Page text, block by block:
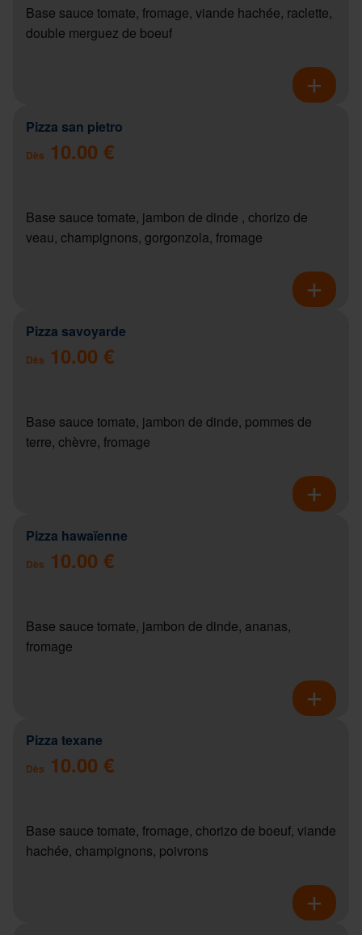
Base sauce tomate, fromage, viande hachée, raclette,
double merguez de boeuf
Pizza san pietro
Dès 10.00 €
Base sauce tomate, jambon de dinde , chorizo de
veau, champignons, gorgonzola, fromage
Pizza savoyarde
Dès 10.00 €
Base sauce tomate, jambon de dinde, pommes de
terre, chèvre, fromage
Pizza hawaïenne
Dès 10.00 €
Base sauce tomate, jambon de dinde, ananas,
fromage
Pizza texane
Dès 10.00 €
Base sauce tomate, fromage, chorizo de boeuf, viande
hachée, champignons, poivrons